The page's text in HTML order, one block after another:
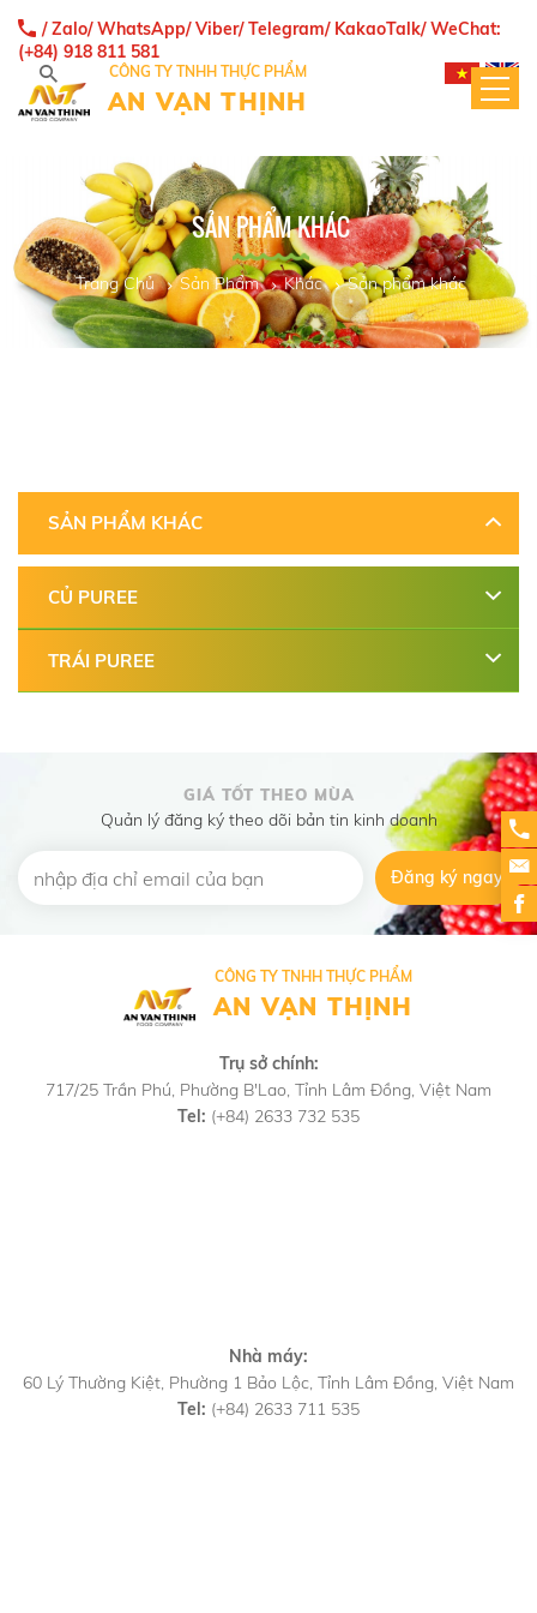
CÔNG TY TNHH THỰC PHẨM
AN VẠN THỊNH
/ Zalo/ WhatsApp/ Viber/ Telegram/ KakaoTalk/ WeChat:
(+84) 918 811 581
SẢN PHẨM KHÁC
Trang Chủ Sản Phẩm Khác Sản phẩm khác
SẢN PHẨM KHÁC
CỦ PUREE
TRÁI PUREE
GIÁ TỐT THEO MÙA
Quản lý đăng ký theo dõi bản tin kinh doanh
Đăng ký ngay
CÔNG TY TNHH THỰC PHẨM
AN VẠN THỊNH
Trụ sở chính:
717/25 Trần Phú, Phường B'Lao, Tỉnh Lâm Đồng, Việt Nam
Tel: (+84) 2633 732 535
Nhà máy:
60 Lý Thường Kiệt, Phường 1 Bảo Lộc, Tỉnh Lâm Đồng, Việt Nam
Tel: (+84) 2633 711 535